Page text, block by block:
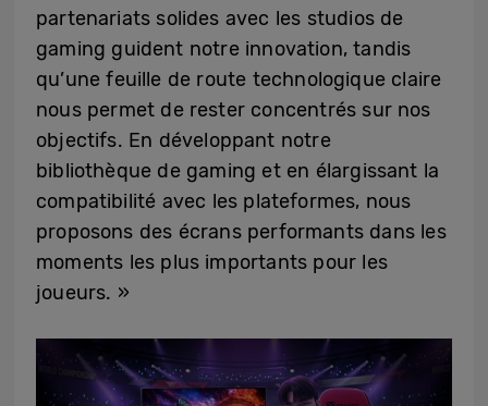
partenariats solides avec les studios de
gaming guident notre innovation, tandis
qu’une feuille de route technologique claire
nous permet de rester concentrés sur nos
objectifs. En développant notre
bibliothèque de gaming et en élargissant la
compatibilité avec les plateformes, nous
proposons des écrans performants dans les
moments les plus importants pour les
joueurs. »